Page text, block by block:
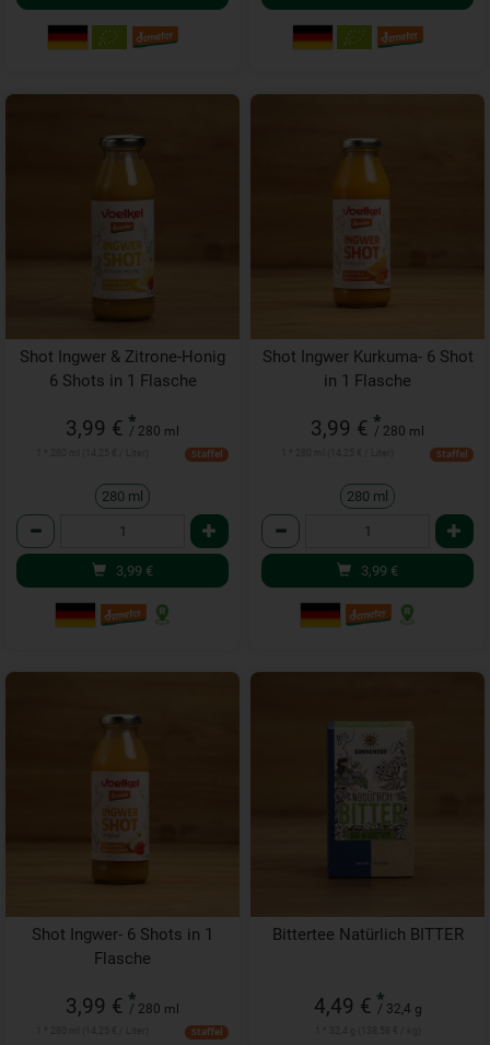
Shot Ingwer & Zitrone-Honig
6 Shots in 1 Flasche
3,99 € *
/ 280 ml
Staffel
280 ml
Anzahl
3,99 €
Shot Ingwer Kurkuma- 6 Shot
in 1 Flasche
3,99 € *
/ 280 ml
Staffel
280 ml
Anzahl
3,99 €
Shot Ingwer- 6 Shots in 1
Flasche
3,99 € *
/ 280 ml
Staffel
Bittertee Natürlich BITTER
4,49 € *
/ 32,4 g